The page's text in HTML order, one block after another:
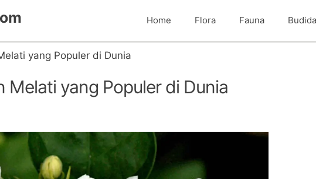
Home Flora Fauna
yang Populer di Dunia
Melati yang Populer di Dunia